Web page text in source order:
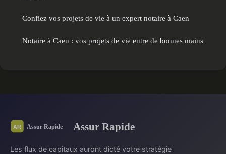
Confiez vos projets de vie à un expert notaire à Caen
Notaire à Caen : vos projets de vie entre de bonnes mains
Assur Rapide
Les flux de capitaux auront dicté votre stratégie